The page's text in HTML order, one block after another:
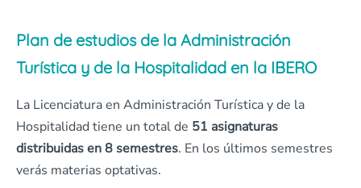
Plan de estudios de la Administración
Turística y de la Hospitalidad en la IBERO
La Licenciatura en Administración Turística y de la
Hospitalidad tiene un total de 51 asignaturas
distribuidas en 8 semestres. En los últimos semestres
verás materias optativas.